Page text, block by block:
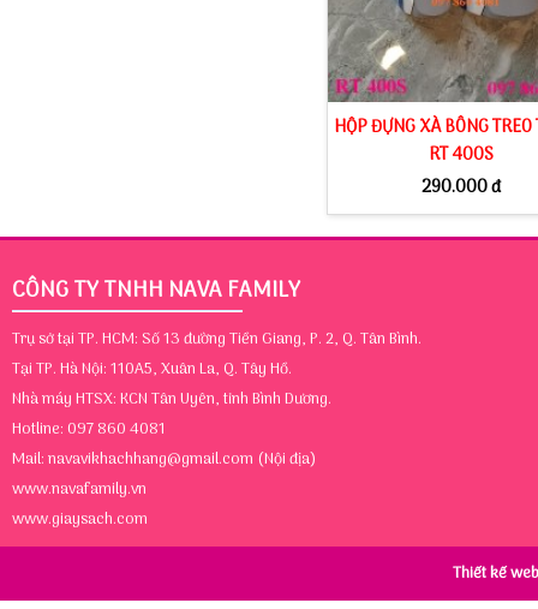
HỘP ĐỰNG XÀ BÔNG TREO
RT 400S
290.000 đ
CÔNG TY TNHH NAVA FAMILY
Trụ sở tại TP. HCM: Số 13 đường Tiền Giang, P. 2, Q. Tân Bình.
Tại TP. Hà Nội: 110A5, Xuân La, Q. Tây Hồ.
Nhà máy HTSX: KCN Tân Uyên, tỉnh Bình Dương.
Hotline: 097 860 4081
Mail:navavikhachhang@gmail.com (Nội địa)
www.navafamily.vn
www.giaysach.com
Thiết kế